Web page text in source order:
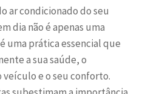
ar condicionado do seu
dia não é apenas uma
uma prática essencial que
a sua saúde, o
e o seu conforto.